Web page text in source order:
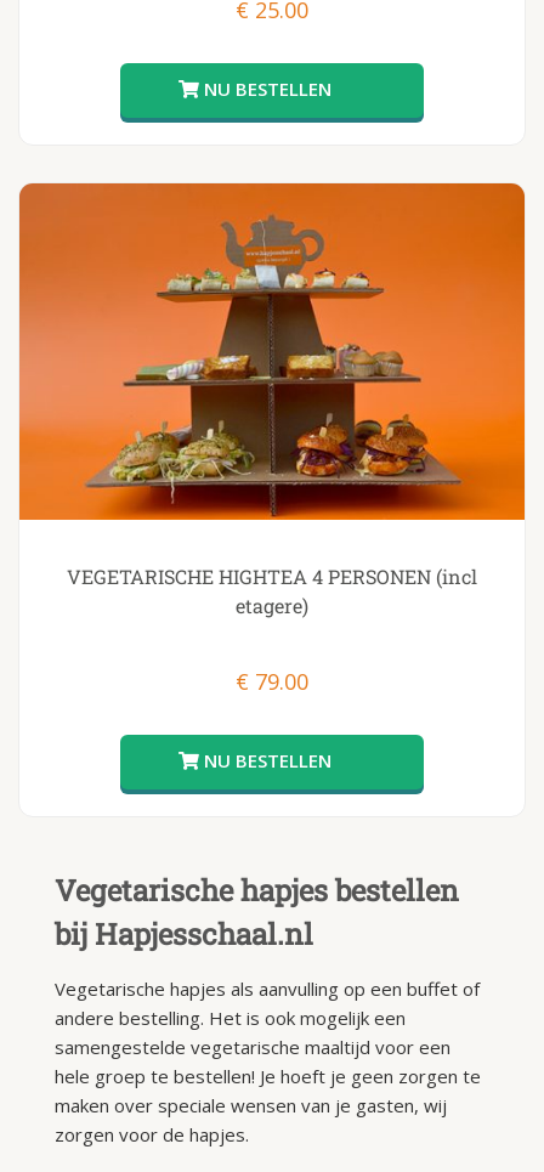
Vegetarische hapjes bestellen
bij Hapjesschaal.nl
Vegetarische hapjes als aanvulling op een buffet of
andere bestelling. Het is ook mogelijk een
samengestelde vegetarische maaltijd voor een
hele groep te bestellen! Je hoeft je geen zorgen te
maken over speciale wensen van je gasten, wij
zorgen voor de hapjes.
€ 25.00
VEGETARISCHE HIGHTEA 4 PERSONEN (incl
etagere)
€ 79.00